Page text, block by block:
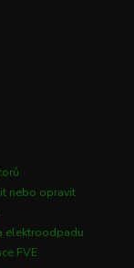
nebo opravit
elektroodpadu
FVE